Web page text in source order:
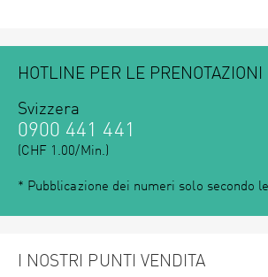
HOTLINE PER LE PRENOTAZIONI
Svizzera
0900 441 441
(CHF 1.00/Min.)
* Pubblicazione dei numeri solo secondo le
I NOSTRI PUNTI VENDITA